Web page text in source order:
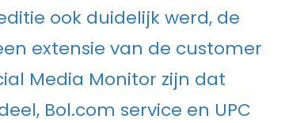
ook duidelijk werd, de
extensie van de customer
Media Monitor zijn dat
Bol.com service en UPC